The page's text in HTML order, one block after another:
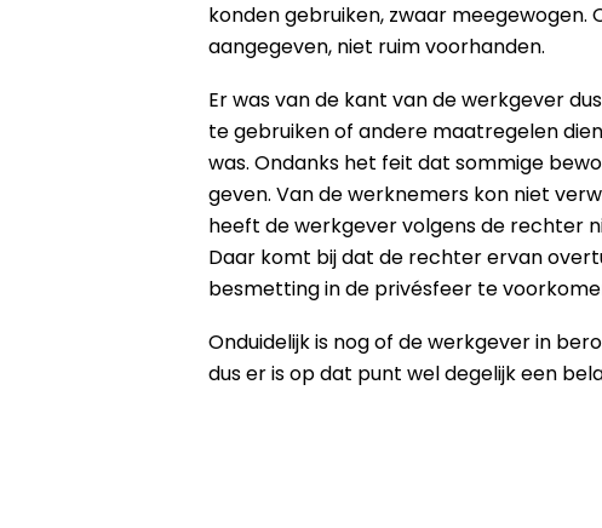
konden gebruiken, zwaar meegewogen.
aangegeven, niet ruim voorhanden.
Er was van de kant van de werkgever
te gebruiken of andere maatregelen
was. Ondanks het feit dat sommige
geven. Van de werknemers kon niet
heeft de werkgever volgens de rechter
Daar komt bij dat de rechter ervan
besmetting in de privésfeer te
Onduidelijk is nog of de werkgever in
dus er is op dat punt wel degelijk een